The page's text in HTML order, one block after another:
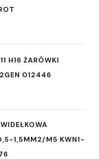
H16 ŻARÓWKI
012446
1,5MM2/M5 KWN1-